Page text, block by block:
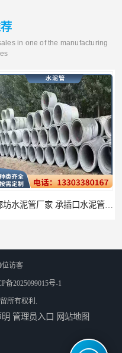
in one of the manufacturing
廊坊水泥管厂家 承插口水泥管 抗滑移性能稳定可靠
位访客
备2025099015号-1
所有权利.
管理员入口 网站地图